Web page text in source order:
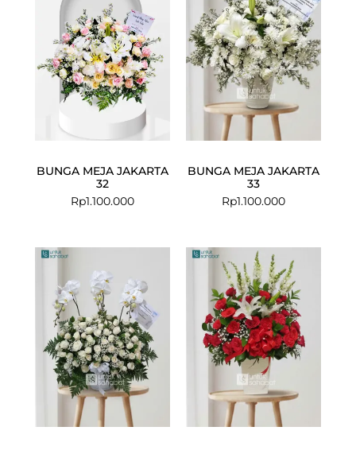
BUNGA MEJA JAKARTA
32
Rp1.100.000
BUNGA MEJA JAKARTA
33
Rp1.100.000